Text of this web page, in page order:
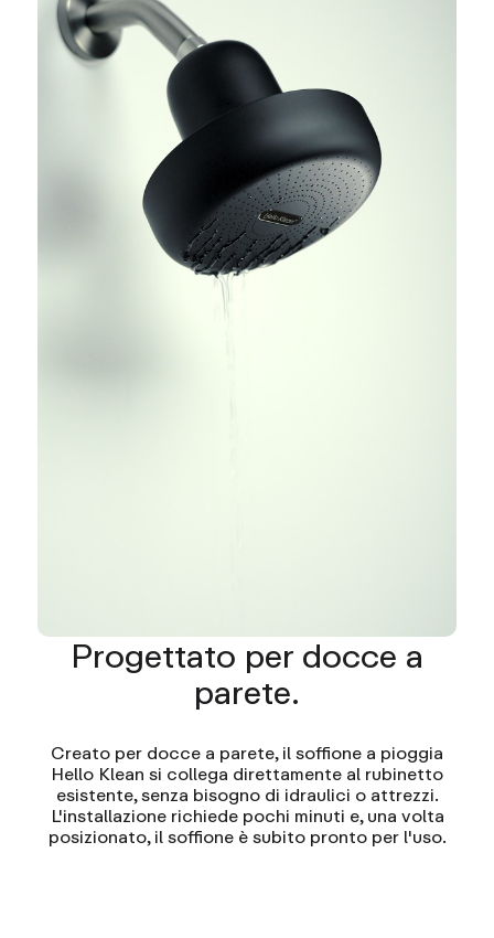
Progettato per docce a
parete.
Creato per docce a parete, il soffione a pioggia
Hello Klean si collega direttamente al rubinetto
esistente, senza bisogno di idraulici o attrezzi.
L'installazione richiede pochi minuti e, una volta
posizionato, il soffione è subito pronto per l'uso.